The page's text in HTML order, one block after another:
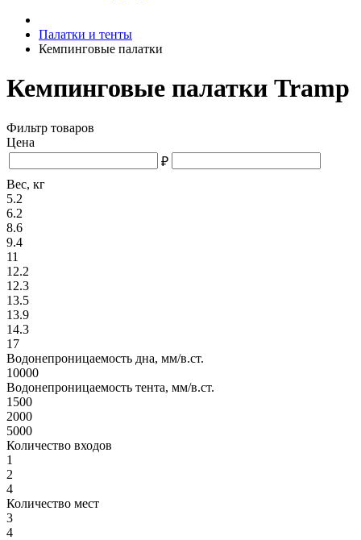
Палатки и тенты
Кемпинговые палатки
Кемпинговые палатки Tramp
Фильтр товаров
Цена
₽
Вес, кг
5.2
6.2
8.6
9.4
11
12.2
12.3
13.5
13.9
14.3
17
Водонепроницаемость дна, мм/в.ст.
10000
Водонепроницаемость тента, мм/в.ст.
1500
2000
5000
Количество входов
1
2
4
Количество мест
3
4